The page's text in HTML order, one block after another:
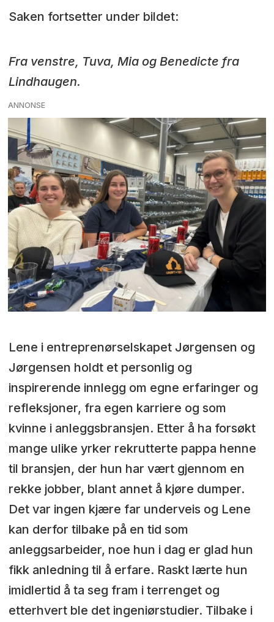
Saken fortsetter under bildet:
Fra venstre, Tuva, Mia og Benedicte fra
Lindhaugen.
ANNONSE
Lene i entreprenørselskapet Jørgensen og
Jørgensen holdt et personlig og
inspirerende innlegg om egne erfaringer og
refleksjoner, fra egen karriere og som
kvinne i anleggsbransjen. Etter å ha forsøkt
mange ulike yrker rekrutterte pappa henne
til bransjen, der hun har vært gjennom en
rekke jobber, blant annet å kjøre dumper.
Det var ingen kjære far underveis og Lene
kan derfor tilbake på en tid som
anleggsarbeider, noe hun i dag er glad hun
fikk anledning til å erfare. Raskt lærte hun
imidlertid å ta seg fram i terrenget og
etterhvert ble det ingeniørstudier. Tilbake i